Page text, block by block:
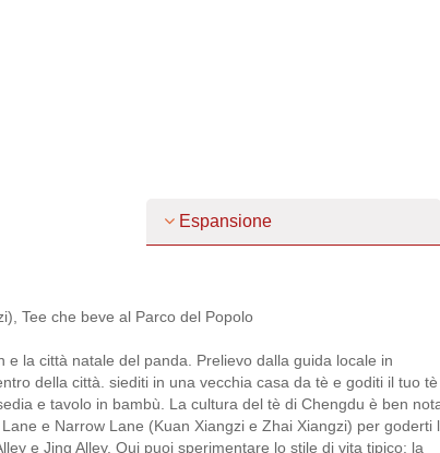
Espansione
Tee che beve al Parco del Popolo
la città natale del panda. Prelievo dalla guida locale in
della città. siediti in una vecchia casa da tè e goditi il tuo tè
e tavolo in bambù. La cultura del tè di Chengdu è ben
e Narrow Lane (Kuan Xiangzi e Zhai Xiangzi) per goderti
e Jing Alley. Qui puoi sperimentare lo stile di vita tipico: la